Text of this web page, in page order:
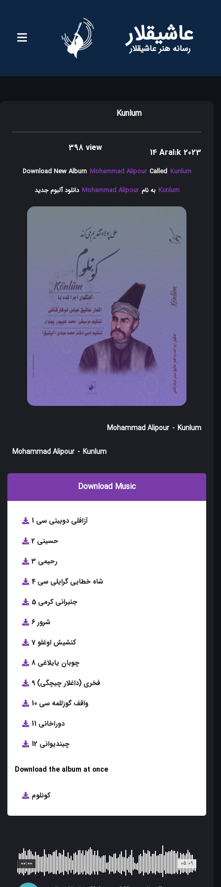
عاشیقلار
رسانه هنر عاشیقلار
Kunlum
398 view 14 Aralık 2023
Download New Album Mohammad Alipour Called Kunlum
دانلود آلبوم جدید Mohammad Alipour به نام Kunlum
Mohammad Alipour - Kunlum
Mohammad Alipour - Kunlum
Download Music
1 آزافلی دوبیتی سی
2 حسینی
3 رحیمی
4 شاه خطایی گرایلی سی
5 جئیرانی کرمی
6 شرور
7 کئشیش اوغلو
8 چوبان یایلاغی
9 فخری (داغلار چیچگی)
10 واقف گوزللمه سی
11 دوراخانی
12 چیندیوانی
Download the album at once
کونلوم
05:09
00:00